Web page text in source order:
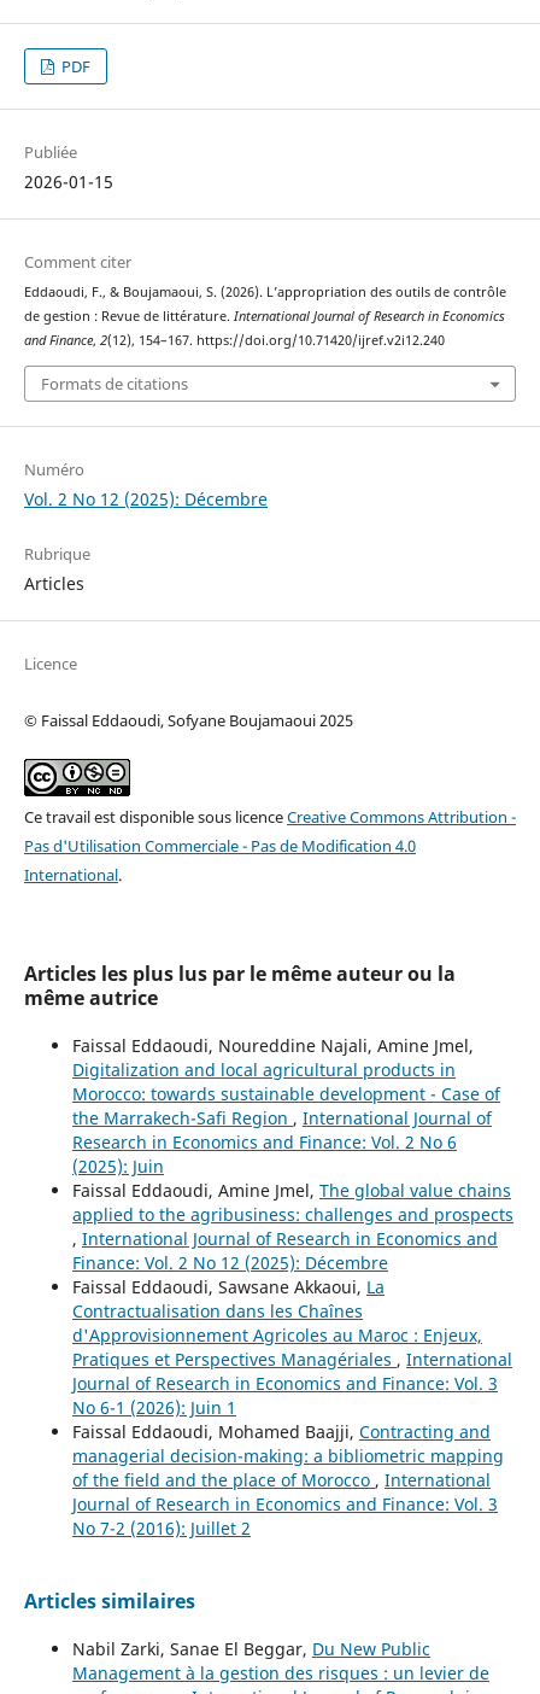
PDF
Publiée
2026-01-15
Comment citer
Eddaoudi, F., & Boujamaoui, S. (2026). L’appropriation des outils de contrôle
de gestion : Revue de littérature. International Journal of Research in Economics
and Finance, 2(12), 154–167. https://doi.org/10.71420/ijref.v2i12.240
Formats de citations
Numéro
Vol. 2 No 12 (2025): Décembre
Rubrique
Articles
Licence
© Faissal Eddaoudi, Sofyane Boujamaoui 2025
Ce travail est disponible sous licenceCreative Commons Attribution -
Pas d'Utilisation Commerciale - Pas de Modification 4.0
International.
Articles les plus lus par le même auteur ou la
même autrice
Faissal Eddaoudi, Noureddine Najali, Amine Jmel,
Digitalization and local agricultural products in
Morocco: towards sustainable development - Case of
the Marrakech-Safi Region , International Journal of
Research in Economics and Finance: Vol. 2 No 6
(2025): Juin
Faissal Eddaoudi, Amine Jmel, The global value chains
applied to the agribusiness: challenges and prospects
, International Journal of Research in Economics and
Finance: Vol. 2 No 12 (2025): Décembre
Faissal Eddaoudi, Sawsane Akkaoui, La
Contractualisation dans les Chaînes
d'Approvisionnement Agricoles au Maroc : Enjeux,
Pratiques et Perspectives Managériales , International
Journal of Research in Economics and Finance: Vol. 3
No 6-1 (2026): Juin 1
Faissal Eddaoudi, Mohamed Baajji, Contracting and
managerial decision-making: a bibliometric mapping
of the field and the place of Morocco , International
Journal of Research in Economics and Finance: Vol. 3
No 7-2 (2016): Juillet 2
Articles similaires
Nabil Zarki, Sanae El Beggar, Du New Public
Management à la gestion des risques : un levier de